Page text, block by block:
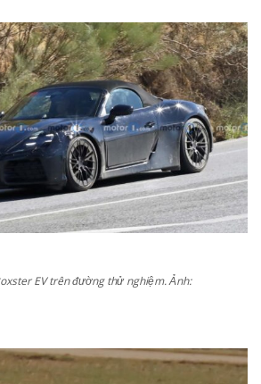
EV trên đường thử nghiệm. Ảnh: